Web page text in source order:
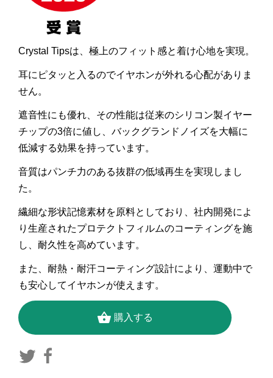
Crystal Tipsは、極上のフィット感と着け心地を実現。
耳にピタッと入るのでイヤホンが外れる心配がありま
せん。
遮音性にも優れ、その性能は従来のシリコン製イヤー
チップの3倍に値し、バックグランドノイズを大幅に
低減する効果を持っています。
音質はパンチ力のある抜群の低域再生を実現しまし
た。
繊細な形状記憶素材を原料としており、社内開発によ
り生産されたプロテクトフィルムのコーティングを施
し、耐久性を高めています。
また、耐熱・耐汗コーティング設計により、運動中で
も安心してイヤホンが使えます。
shopping_basket 購入する